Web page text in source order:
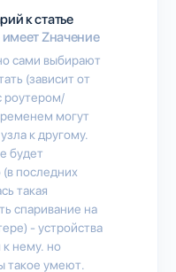
к статье
Zначение
сами выбирают
(зависит от
роутером/
могут
к другому.
будет
последних
такая
спаривание на
- устройства
нему. но
такое умеют.